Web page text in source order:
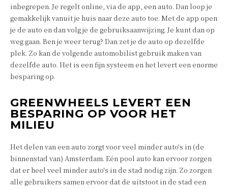
inbegrepen. Je regelt online, via de app, een auto. Dan loop je
gemakkelijk vanuit je huis naar deze auto toe. Met de app open
je de auto en dan volg je de gebruiksaanwijzing. Je kunt dan op
weg gaan. Ben je weer terug? Dan zet je de auto op dezelfde
plek. Zo kan de volgende automobilist gebruik maken van
dezelfde auto. Het is een fijn systeem en het levert een enorme
besparing op.
GREENWHEELS LEVERT EEN
BESPARING OP VOOR HET
MILIEU
Het delen van een auto zorgt voor veel minder auto's in (de
binnenstad van) Amsterdam. Eén pool auto kan ervoor zorgen
dat er heel veel minder auto's in de stad nodig zijn. Zo zorgen
alle gebruikers samen ervoor dat de uitstoot in de stad een